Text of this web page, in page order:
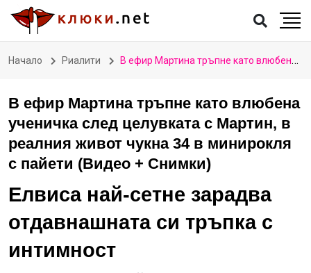
Начало Риалити В ефир Мартина тръпне като влюбена ученичка след целувката с Мартин, в реалния живот чукна 34 в минирокля с пайети (Видео + Снимки)
В ефир Мартина тръпне като влюбена
ученичка след целувката с Мартин, в
реалния живот чукна 34 в минирокля
с пайети (Видео + Снимки)
Елвиса най-сетне зарадва
отдавнашната си тръпка с
интимност